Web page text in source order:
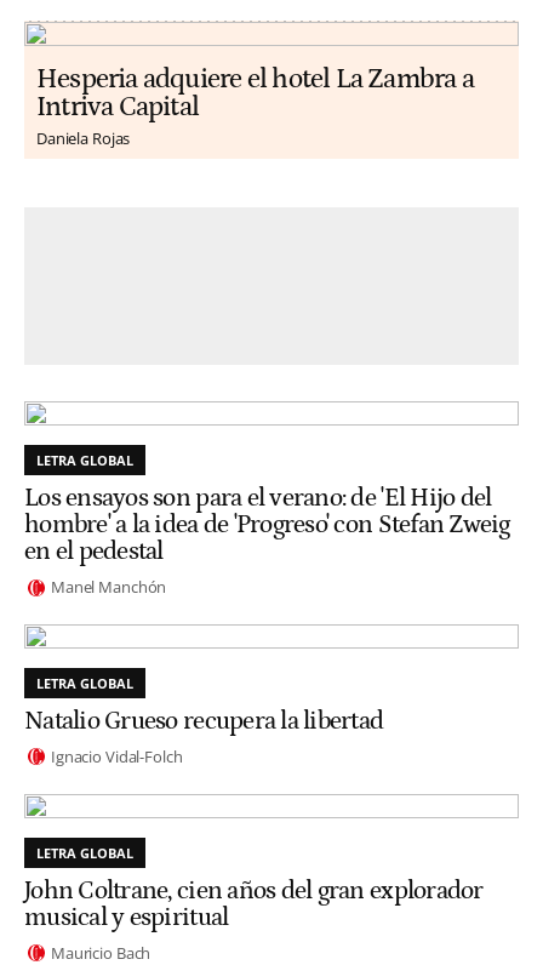
Hesperia adquiere el hotel La Zambra a
Intriva Capital
Daniela Rojas
LETRA GLOBAL
Los ensayos son para el verano: de 'El Hijo del
hombre' a la idea de 'Progreso' con Stefan Zweig
en el pedestal
Manel Manchón
LETRA GLOBAL
Natalio Grueso recupera la libertad
Ignacio Vidal-Folch
LETRA GLOBAL
John Coltrane, cien años del gran explorador
musical y espiritual
Mauricio Bach